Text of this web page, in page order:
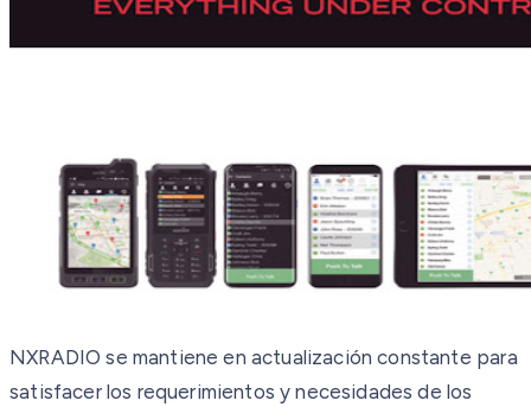
NXRADIO se mantiene en actualización constante para
satisfacer los requerimientos y necesidades de los